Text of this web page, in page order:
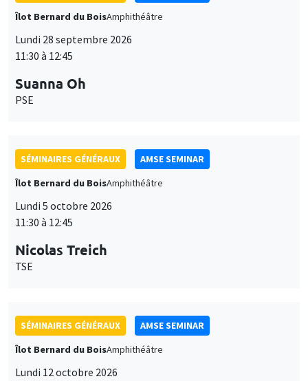
Îlot Bernard du BoisAmphithéâtre
Lundi 28 septembre 2026
11:30 à 12:45
Suanna Oh
PSE
SÉMINAIRES GÉNÉRAUX
AMSE SEMINAR
Îlot Bernard du BoisAmphithéâtre
Lundi 5 octobre 2026
11:30 à 12:45
Nicolas Treich
TSE
SÉMINAIRES GÉNÉRAUX
AMSE SEMINAR
Îlot Bernard du BoisAmphithéâtre
Lundi 12 octobre 2026